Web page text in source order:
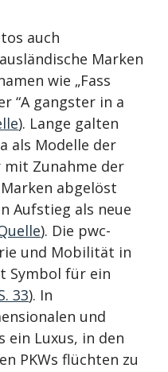
auch
Marken
wie „Fass
“A gangster in a
). Lange galten
als Modelle der
mit Zunahme der
abgelöst
Aufstieg als neue
). Die pwc-
und Mobilität in
Symbol für ein
33). In
und
ein Luxus, in den
PKWs flüchten zu